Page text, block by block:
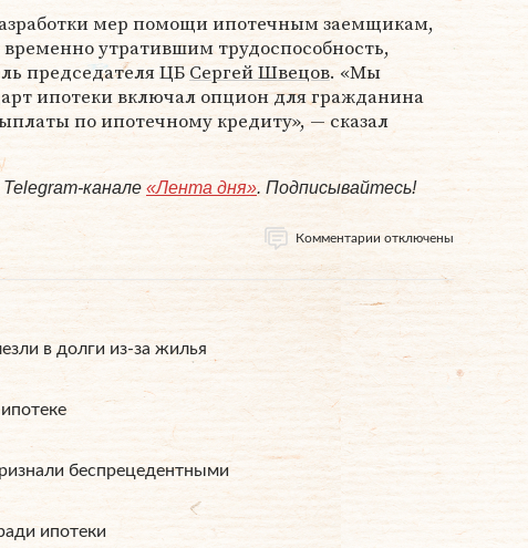
мер помощи ипотечным заемщикам,
утратившим трудоспособность,
председателя ЦБ Сергей Швецов. «Мы
ипотеки включал опцион для гражданина
по ипотечному кредиту», — сказал
канале «Лента дня». Подписывайтесь!
Комментарии отключены
в долги из-за жилья
беспрецедентными
ипотеки